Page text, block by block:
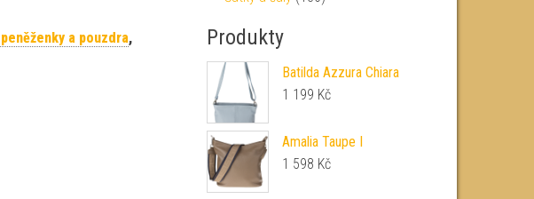
a pouzdra,
Produkty
Batilda Azzura Chiara
1 199 Kč
Amalia Taupe I
1 598 Kč